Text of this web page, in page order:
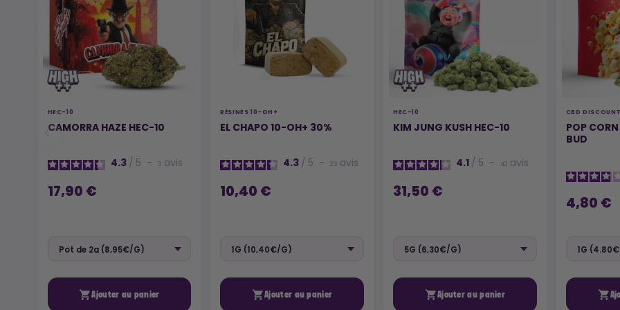
HEC-10
CAMORRA HAZE HEC-10
4.3 / 5 - 3 avis
17,90 €
Ajouter au panier
RÉSINES 10-OH+
EL CHAPO 10-OH+ 30%
4.3 / 5 - 23 avis
10,40 €
Ajouter au panier
HEC-10
KIM JUNG KUSH HEC-10
4.1 / 5 - 42 avis
31,50 €
Ajouter au panier
CBD
POP
BUD
4,80 €
